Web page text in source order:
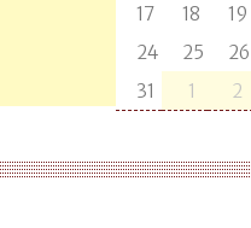
17
18 19
24
25 26
31
1 2